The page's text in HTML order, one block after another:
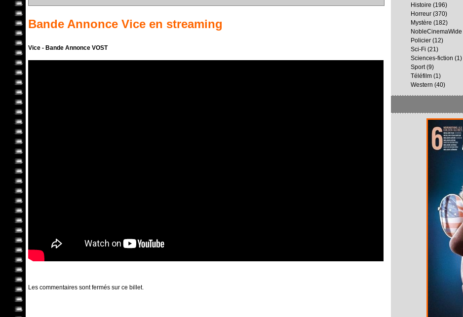
Bande Annonce Vice en streaming
Vice - Bande Annonce VOST
Les commentaires sont fermés sur ce billet.
Histoire (196)
Horreur (370)
Mystère (182)
NobleCinemaWide
Policier (12)
Sci-Fi (21)
Sciences-fiction (1)
Sport(9)
Téléfilm (1)
Western (40)